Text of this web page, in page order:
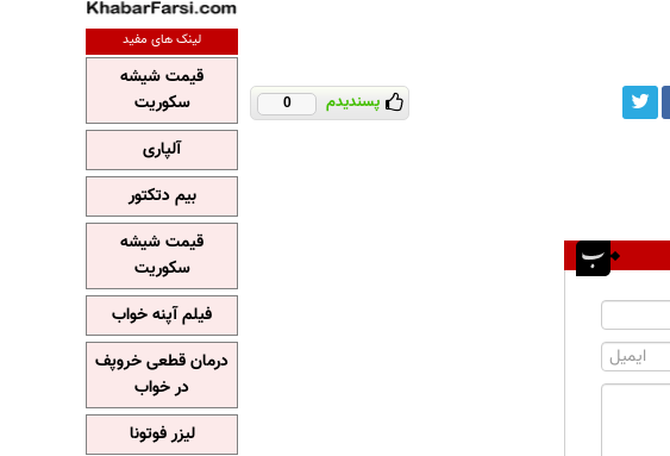
پسندیدم 0
لینک های مفید
قیمت شیشه
سکوریت
آلپاری
بیم دتکتور
قیمت شیشه
سکوریت
فیلم آپنه خواب
درمان قطعی خروپف
در خواب
لیزر فوتونا